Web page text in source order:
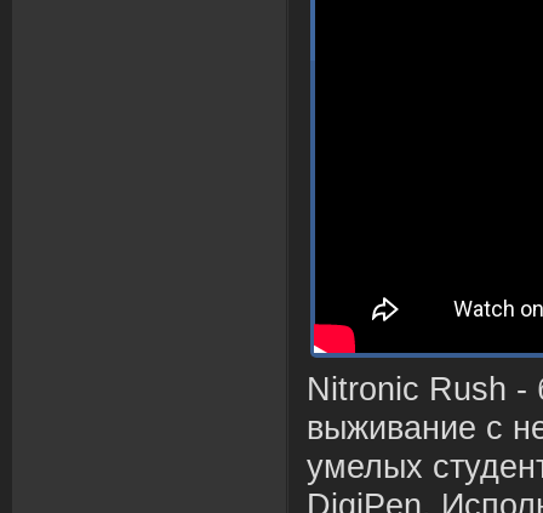
Nitronic Rush -
выживание с
умелых
DigiPen.